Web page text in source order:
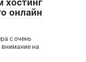
онлайн
с очень
на